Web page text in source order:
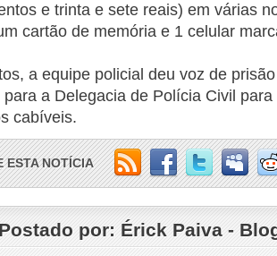
e trinta e sete reais) em várias
cartão de memória e 1 celular
a equipe policial deu voz de
a Delegacia de Polícia Civil
cabíveis.
ESTA NOTÍCIA
Postado por: Érick Paiva -